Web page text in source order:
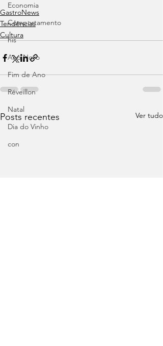
Economia
Comportamento
his
Ano Novo
Fim de Ano
Réveillon
Natal
Dia do Vinho
con
⁠GastroNews
Tendências
Cultura
Posts recentes Ver tudo